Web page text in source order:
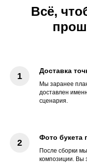
Всё,
Доставка
Мы заранее
доставлен
сценария.
Фото букета
После сборки
композиции. Вы